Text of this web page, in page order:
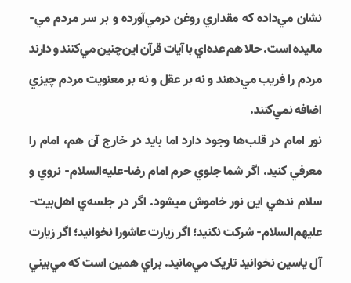
نشان مي‌­داده که مقداري روغن درمي‌­آورده و بر سر مردم مي‌­
ماليده است. حالا هم عد­ه‌­اي با آيات قرآن اين‌چنين مي­‌کنند و دارند
مردم را فريب مي‌­دهند و نه بر عقل و نه بر معنويت مردم چيزي
اضافه نمي‌­کنند.
نور امام در قلب‌­ها وجود دارد اما بايد در خارج آن هم، امام را
معرفي کنيد. اگر شما جلوي حرم امام رضا-علیه‌السلام- نروي و
سلام ندهي اين نور خاموش مي‎شود. اگر در جلسه­‌ي اهل‌بيت-
علیهم‌السلام- شرکت نکنيد؛ اگر زيارت عاشورا نخوانيد؛ اگر زيارت
آل ياسين نخوانيد تاريک مي­‌مانيد. براي همين است که مي‌­بيني